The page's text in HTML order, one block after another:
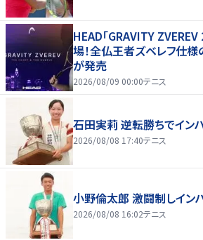
HEAD「GRAVITY
場！全仏王者ズベレフ仕
が発売
2026/08/09 00:00テニス
石田実莉 逆転勝ちでイン
2026/08/08 17:40テニス
小野倫太郎 激闘制しイン
2026/08/08 16:02テニス